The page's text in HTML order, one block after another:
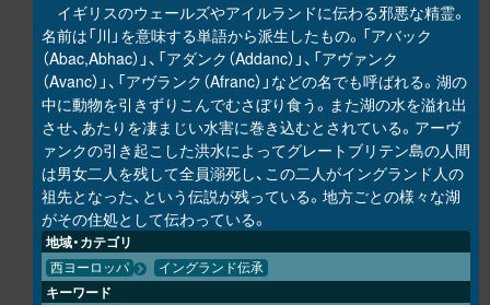
イギリスのウェールズやアイルランドに伝わる邪悪な精霊。
名前は「川」を意味する単語から派生したもの。「アバック
（Abac,Abhac）」、「アダンク（Addanc）」、「アヴァンク
（Avanc）」、「アヴランク（Afranc）」などの名でも呼ばれる。湖の
中に動物を引きずりこんでむさぼり食う。また湖の水を溢れ出
させ、あたりを凄まじい水害に巻き込むとされている。アーヴ
ァンクの引き起こした洪水によってグレートブリテン島の人間
は男女二人を残して全員溺死し、この二人がイングランド人の
祖先となった、という伝説が残っている。地方ごとの様々な湖
がその住処として伝わっている。
地域・カテゴリ
西ヨーロッパ イングランド伝承
キーワード